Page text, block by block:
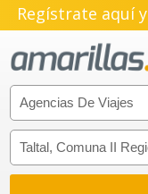
Regístrate aquí